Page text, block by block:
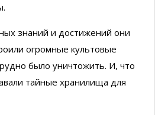
знаний и достижений они
огромные культовые
было уничтожить. И, что
тайные хранилища для